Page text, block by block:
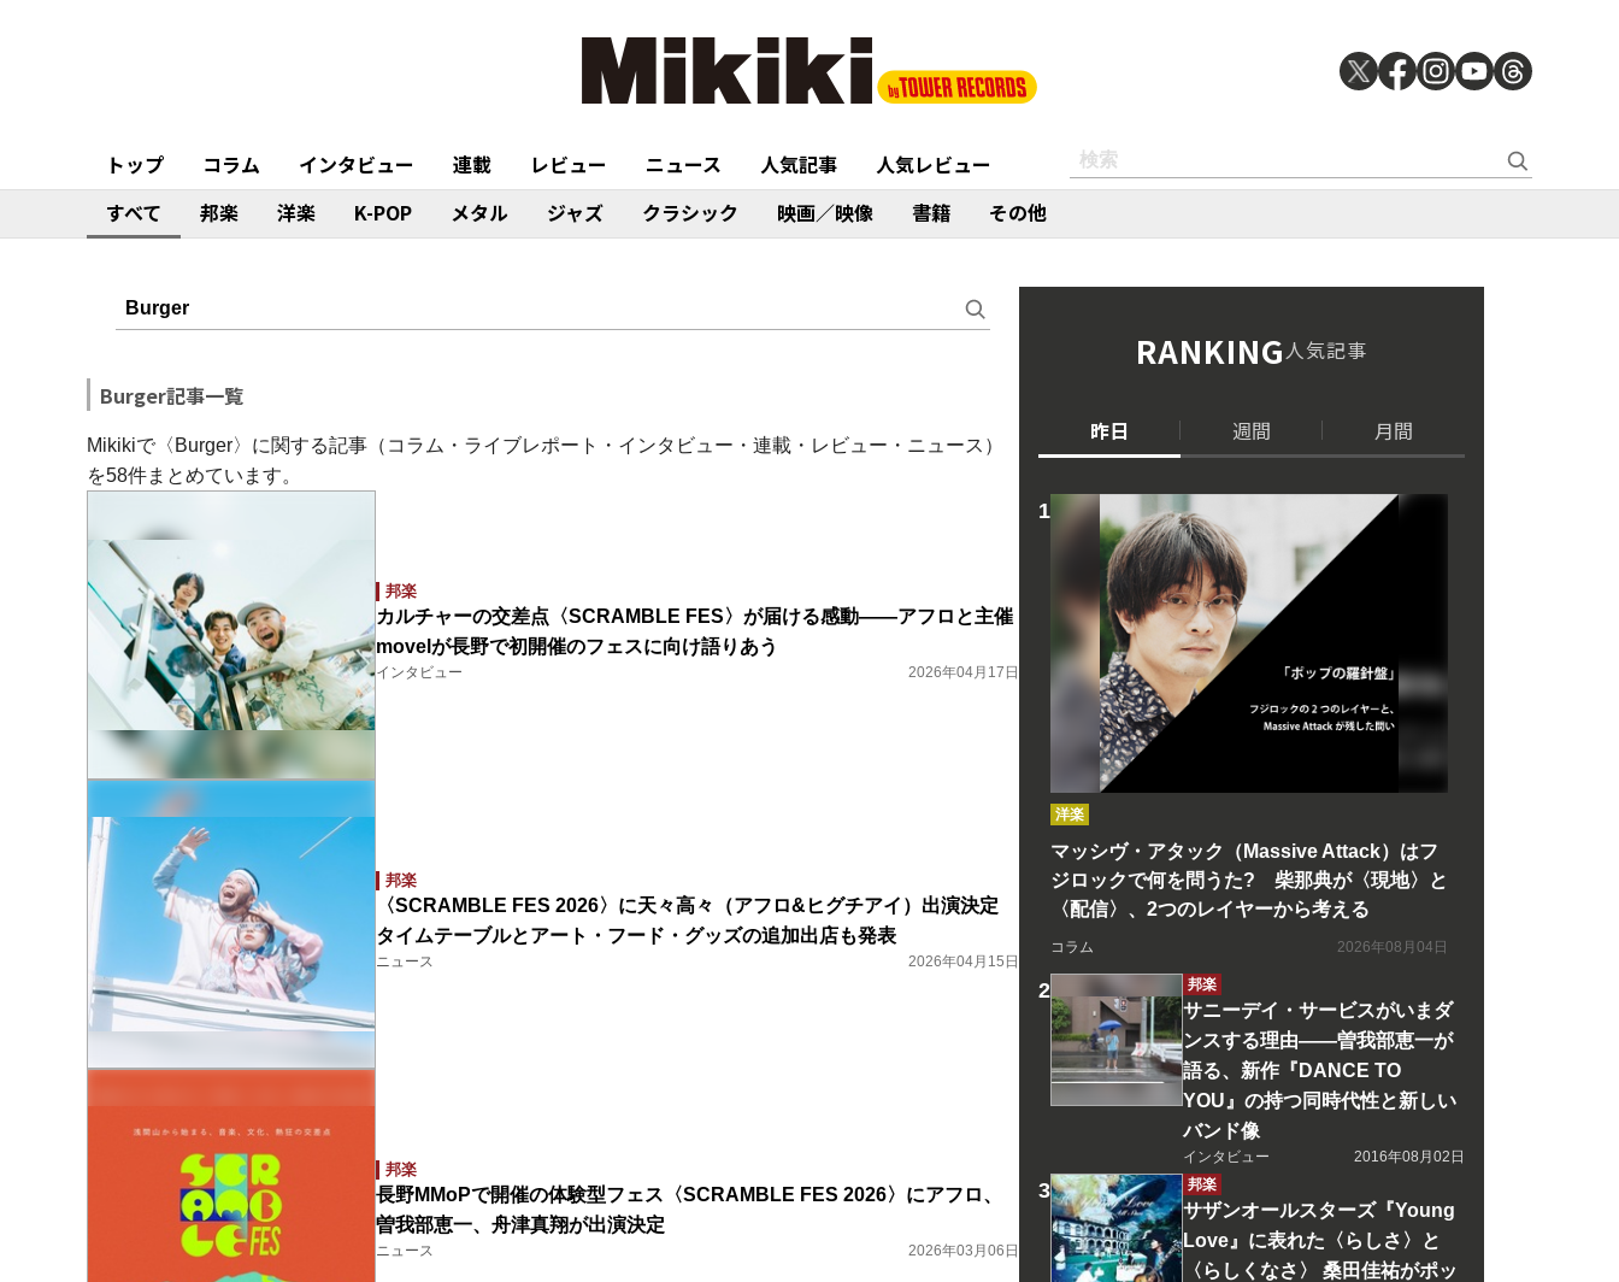
トップ コラム インタビュー 連載 レビュー ニュース 人気記事
人気レビュー
すべて
邦楽 洋楽 K-POP メタル ジャズ クラシック 映画／映像 書籍 その他
Burger記事一覧
Mikikiで〈Burger〉に関する記事（コラム・ライブレポート・インタビュー・連載・レビュー・ニュース）
を58件まとめています。
邦楽
カルチャーの交差点〈SCRAMBLE FES〉が届ける感動――アフロと主催
movelが長野で初開催のフェスに向け語りあう
インタビュー 2026年04月17日
邦楽
〈SCRAMBLE FES 2026〉に天々高々（アフロ&ヒグチアイ）出演決定
タイムテーブルとアート・フード・グッズの追加出店も発表
ニュース 2026年04月15日
邦楽
長野MMoPで開催の体験型フェス〈SCRAMBLE FES 2026〉にアフロ、
曽我部恵一、舟津真翔が出演決定
ニュース 2026年03月06日
RANKING人気記事
昨日 週間 月間
洋楽
マッシヴ・アタック（Massive Attack）はフ
ジロックで何を問うた? 柴那典が〈現地〉と
〈配信〉、2つのレイヤーから考える
コラム 2026年08月04日
邦楽
サニーデイ・サービスがいまダ
ンスする理由――曽我部恵一が
語る、新作『DANCE TO
YOU』の持つ同時代性と新しい
バンド像
インタビュー
2016年08月02日
邦楽
サザンオールスターズ『Young
Love』に表れた〈らしさ〉と
〈らしくなさ〉 桑田佳祐がポッ